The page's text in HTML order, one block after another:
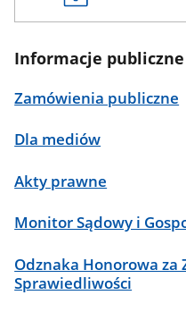
Informacje publiczne
Zamówienia publiczne
Dla mediów
Akty prawne
Monitor Sądowy i
Odznaka Honorowa za
Sprawiedliwości